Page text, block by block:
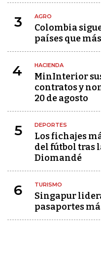
3 AGRO
Colombia
países que
4 HACIENDA
MinInterior
contratos y
20 de agosto
5 DEPORTES
Los fichajes
del fútbol tras
Diomandé
6 TURISMO
Singapur
pasaportes